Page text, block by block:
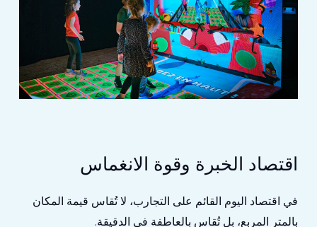
اقتصاد الخبرة وقوة الانغماس
في اقتصاد اليوم القائم على التجارب، لا تُقاس قيمة المكان
بالمتر المربع، بل تُقاس بالعاطفة في الدقيقة.